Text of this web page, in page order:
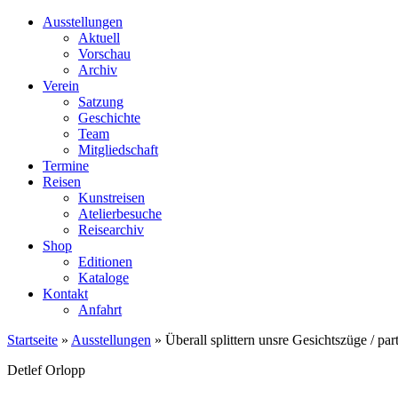
Ausstellungen
Aktuell
Vorschau
Archiv
Verein
Satzung
Geschichte
Team
Mitgliedschaft
Termine
Reisen
Kunstreisen
Atelierbesuche
Reisearchiv
Shop
Editionen
Kataloge
Kontakt
Anfahrt
Startseite » Ausstellungen » Überall splittern unsre Gesichtszüge /
Detlef Orlopp